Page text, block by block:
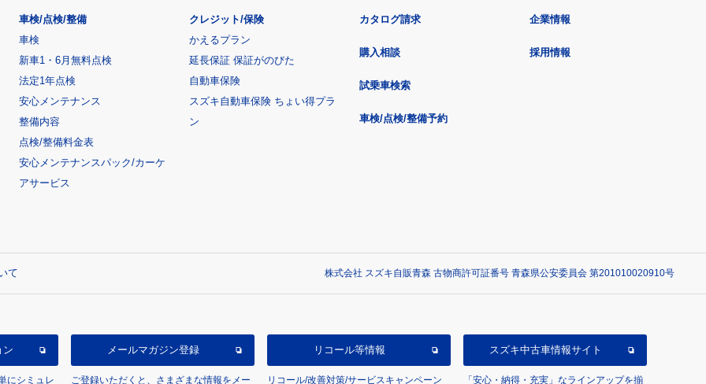
車検/点検/整備
車検
新車1・6月無料点検
法定1年点検
安心メンテナンス
整備内容
点検/整備料金表
安心メンテナンスパック/カーケ
アサービス
クレジット/保険
かえるプラン
延長保証 保証がのびた
自動車保険
スズキ自動車保険 ちょい得プラ
ン
カタログ請求
購入相談
試乗車検索
車検/点検/整備予約
企業情報
採用情報
て 株式会社 スズキ自販青森 古物商許可証番号 青森県公安委員会 第201010020910号
ン
にシミュレ
メールマガジン登録
ご登録いただくと、さまざまな情報をメー
リコール等情報
リコール/改善対策/サービスキャンペーン
スズキ中古車情報サイト
「安心・納得・充実」なラインアップを揃